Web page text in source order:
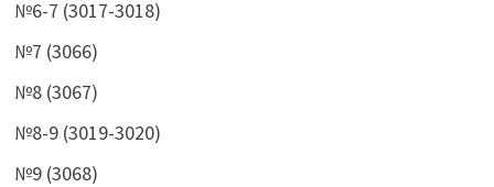
№6-7 (3017-3018)
№7 (3066)
№8 (3067)
№8-9 (3019-3020)
№9 (3068)